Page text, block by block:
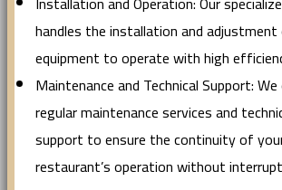
handles the installation and
equipment to operate with high
Maintenance and Technical Support:
regular maintenance services and
support to ensure the continuity of
restaurant’s operation without